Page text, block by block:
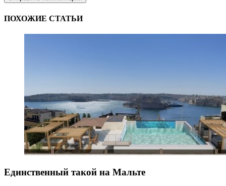
ПОХОЖИЕ СТАТЬИ
Единственный такой на Мальте